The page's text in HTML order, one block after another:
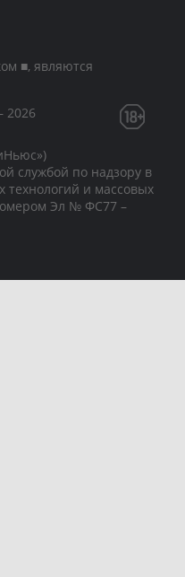
■, являются
2026
службой по надзору в
и массовых
Эл № ФС77 –